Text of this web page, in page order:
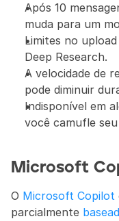
Após 10
muda para um
Limites no
Deep Research.
A velocidade de
pode diminuir
Indisponível em
você camufle
Microsoft
O Microsoft Copilot
parcialmente